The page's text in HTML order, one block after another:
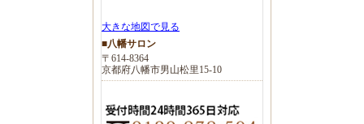
大きな地図で見る
■八幡サロン
〒614-8364
京都府八幡市男山松里15-10